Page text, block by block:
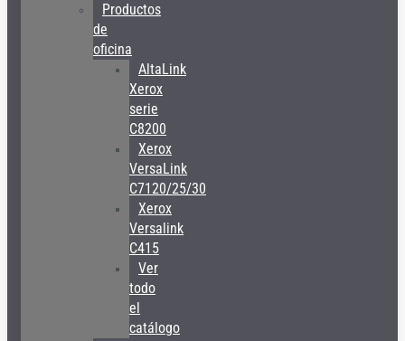
Productos
de
oficina
AltaLink
Xerox
serie
C8200
Xerox
VersaLink
C7120/25/30
Xerox
Versalink
C415
Ver
todo
el
catálogo